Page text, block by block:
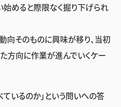
めると際限なく掘り下げられ
向そのものに興味が移り、当初
方向に作業が進んでいくケー
いるのか」という問いへの答